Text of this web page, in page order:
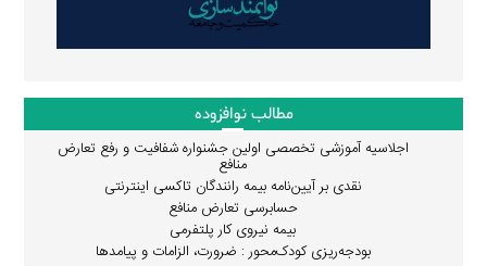
مطالب نوافزوده
اجلاسیه آموزشی تخصصی اولین جشنواره شفافیت و رفع تعارض
منافع
نقدی بر آیین‌نامه بیمه رانندگان تاکسی اینترنتی
حسابرسی تعارض منافع
بیمه نیروی کار پلتفرمی
بودجه‌ریزی کودک‌محور : ضرورت، الزامات و پیامدها